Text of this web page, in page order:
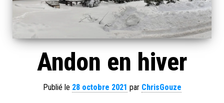
Andon en hiver
Publié le 28 octobre 2021 par ChrisGouze